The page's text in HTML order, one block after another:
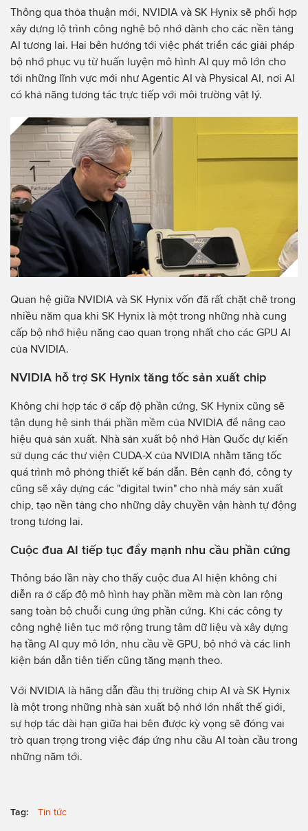
Thông qua thỏa thuận mới, NVIDIA và SK Hynix sẽ phối hợp
xây dựng lộ trình công nghệ bộ nhớ dành cho các nền tảng
AI tương lai. Hai bên hướng tới việc phát triển các giải pháp
bộ nhớ phục vụ từ huấn luyện mô hình AI quy mô lớn cho
tới những lĩnh vực mới như Agentic AI và Physical AI, nơi AI
có khả năng tương tác trực tiếp với môi trường vật lý.
Quan hệ giữa NVIDIA và SK Hynix vốn đã rất chặt chẽ trong
nhiều năm qua khi SK Hynix là một trong những nhà cung
cấp bộ nhớ hiệu năng cao quan trọng nhất cho các GPU AI
của NVIDIA.
NVIDIA hỗ trợ SK Hynix tăng tốc sản xuất chip
Không chỉ hợp tác ở cấp độ phần cứng, SK Hynix cũng sẽ
tận dụng hệ sinh thái phần mềm của NVIDIA để nâng cao
hiệu quả sản xuất. Nhà sản xuất bộ nhớ Hàn Quốc dự kiến
sử dụng các thư viện CUDA-X của NVIDIA nhằm tăng tốc
quá trình mô phỏng thiết kế bán dẫn. Bên cạnh đó, công ty
cũng sẽ xây dựng các "digital twin" cho nhà máy sản xuất
chip, tạo nền tảng cho những dây chuyền vận hành tự động
trong tương lai.
Cuộc đua AI tiếp tục đẩy mạnh nhu cầu phần cứng
Thông báo lần này cho thấy cuộc đua AI hiện không chỉ
diễn ra ở cấp độ mô hình hay phần mềm mà còn lan rộng
sang toàn bộ chuỗi cung ứng phần cứng. Khi các công ty
công nghệ liên tục mở rộng trung tâm dữ liệu và xây dựng
hạ tầng AI quy mô lớn, nhu cầu về GPU, bộ nhớ và các linh
kiện bán dẫn tiên tiến cũng tăng mạnh theo.
Với NVIDIA là hãng dẫn đầu thị trường chip AI và SK Hynix
là một trong những nhà sản xuất bộ nhớ lớn nhất thế giới,
sự hợp tác dài hạn giữa hai bên được kỳ vọng sẽ đóng vai
trò quan trọng trong việc đáp ứng nhu cầu AI toàn cầu trong
những năm tới.
Tag: Tin tức